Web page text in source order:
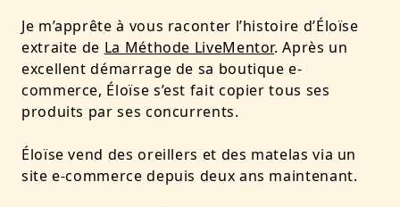
Je m’apprête à vous raconter l’histoire d’Éloïse
extraite de La Méthode LiveMentor. Après un
excellent démarrage de sa boutique e-
commerce, Éloïse s’est fait copier tous ses
produits par ses concurrents.
Éloïse vend des oreillers et des matelas via un
site e-commerce depuis deux ans maintenant.